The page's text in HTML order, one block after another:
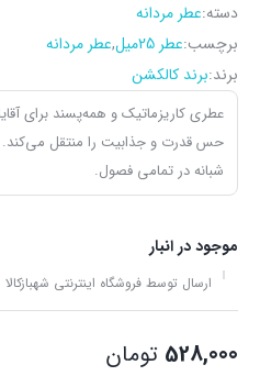
دسته:عطر مردانه
برچسب:عطر 25میل ,عطر مردانه
برند:برند کالکشن
عطری کاریزماتیک و همه‌پسند برای
حس قدرت و جذابیت را منتقل می‌کند.
شبانه در تمامی فصول.
موجود در انبار
ارسال توسط فروشگاه اینترنتی شهبازکالا
528,000 تومان